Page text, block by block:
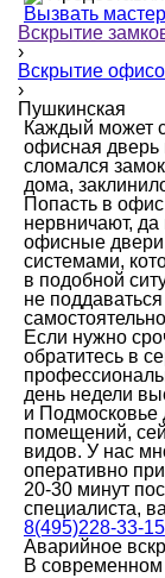
Вызвать
Вскрытие
›
Вскрытие
›
Пушкинская
Каждый может
офисная дверь
сломался
дома,
Попасть в
нервничают, да
офисные
системами,
в подобной
не
Если нужно
обратитесь в
день недели
и Подмосковье
помещений,
видов. У нас
оперативно
20-30 минут
специалиста,
8(495)228-33-15
Аварийное
В современном